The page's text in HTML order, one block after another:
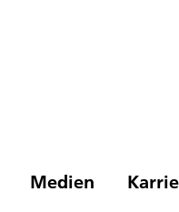
Medien